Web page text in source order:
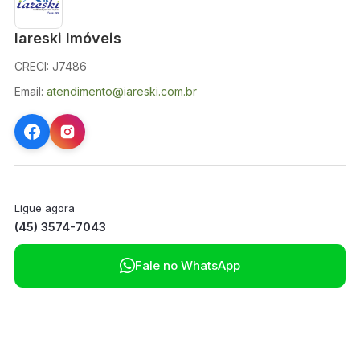
Iareski Imóveis
CRECI: J7486
Email: atendimento@iareski.com.br
Ligue agora
(45) 3574-7043
Fale no WhatsApp